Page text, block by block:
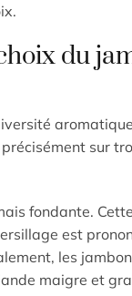
du
sur
fondante. Cette
est
les
maigre et